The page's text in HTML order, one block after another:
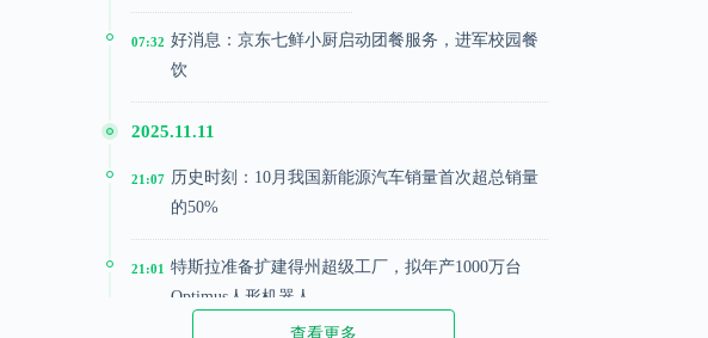
07:32 好消息：京东七鲜小厨启动团餐服务，进军校园餐
饮
2025.11.11
21:07 历史时刻：10月我国新能源汽车销量首次超总销量
的50%
21:01 特斯拉准备扩建得州超级工厂，拟年产1000万台
Optimus人形机器人
查看更多